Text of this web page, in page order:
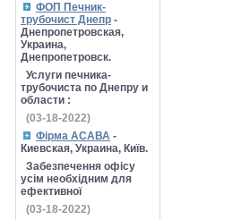
ФОП Печник-
трубочист Днепр -
Днепропетровская,
Украина,
Днепропетровск.
Услуги печника-
трубочиста по Днепру и
области :
(03-18-2022)
Фірма АСАВА -
Киевская, Украина, Київ.
Забезпечення офісу
усім необхідним для
ефективної
(03-18-2022)